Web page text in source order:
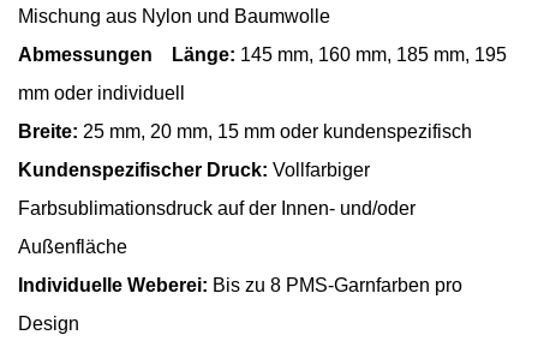
Mischung aus Nylon und Baumwolle
Abmessungen
Länge: 145 mm, 160 mm, 185 mm, 195
mm oder individuell
Breite: 25 mm, 20 mm, 15 mm oder kundenspezifisch
Kundenspezifischer Druck: Vollfarbiger
Farbsublimationsdruck auf der Innen- und/oder
Außenfläche
Individuelle Weberei: Bis zu 8 PMS-Garnfarben pro
Design